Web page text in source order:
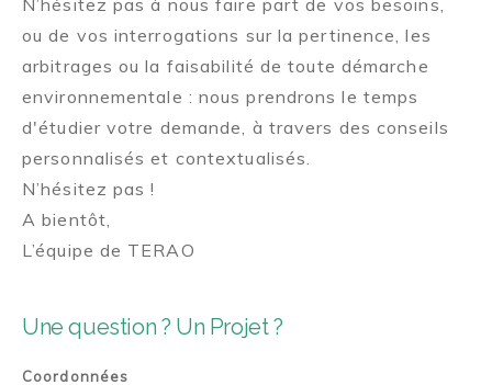
Une question ? Un Projet ?
Coordonnées
ou de vos interrogations sur la pertinence, les
arbitrages ou la faisabilité de toute démarche
environnementale : nous prendrons le temps
d'étudier votre demande, à travers des conseils
personnalisés et contextualisés.
N’hésitez pas !
A bientôt,
L’équipe de TERAO